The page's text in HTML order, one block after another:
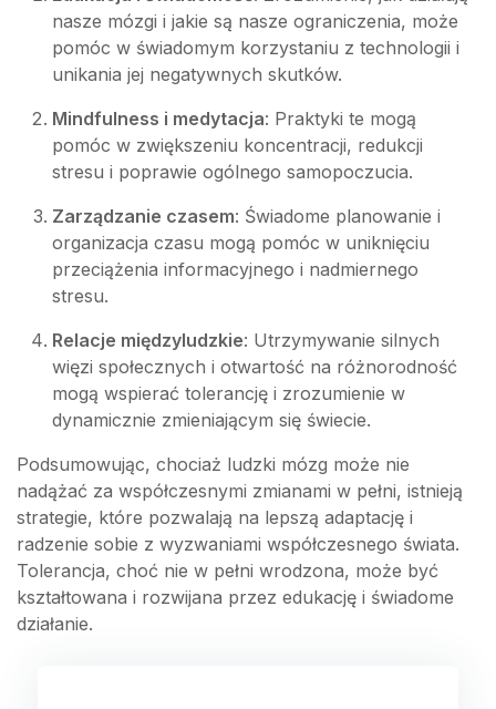
nasze mózgi i jakie są nasze ograniczenia, może
pomóc w świadomym korzystaniu z technologii i
unikania jej negatywnych skutków.
Mindfulness i medytacja: Praktyki te mogą
pomóc w zwiększeniu koncentracji, redukcji
stresu i poprawie ogólnego samopoczucia.
Zarządzanie czasem: Świadome planowanie i
organizacja czasu mogą pomóc w uniknięciu
przeciążenia informacyjnego i nadmiernego
stresu.
Relacje międzyludzkie: Utrzymywanie silnych
więzi społecznych i otwartość na różnorodność
mogą wspierać tolerancję i zrozumienie w
dynamicznie zmieniającym się świecie.
Podsumowując, chociaż ludzki mózg może nie
nadążać za współczesnymi zmianami w pełni, istnieją
strategie, które pozwalają na lepszą adaptację i
radzenie sobie z wyzwaniami współczesnego świata.
Tolerancja, choć nie w pełni wrodzona, może być
kształtowana i rozwijana przez edukację i świadome
działanie.